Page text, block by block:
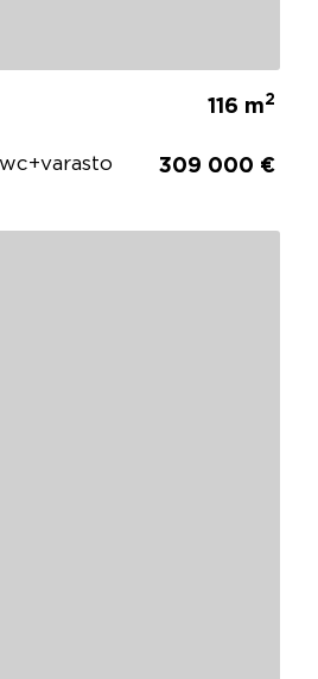
116 m2
309 000 €